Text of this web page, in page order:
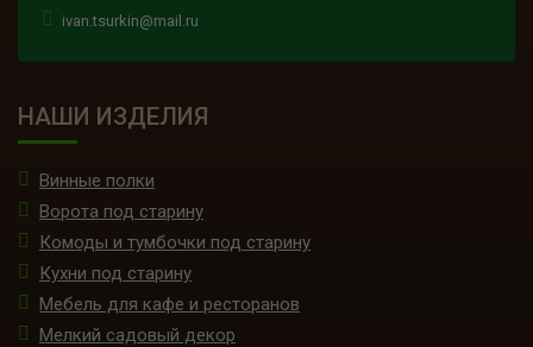
ivan.tsurkin@mail.ru
НАШИ ИЗДЕЛИЯ
Винные полки
Ворота под старину
Комоды и тумбочки под старину
Кухни под старину
Мебель для кафе и ресторанов
Мелкий садовый декор